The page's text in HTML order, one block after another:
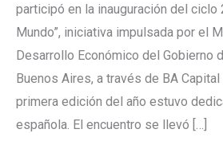
participó en la inauguración del ciclo
Mundo”, iniciativa impulsada por el
Desarrollo Económico del Gobierno
Buenos Aires, a través de BA
primera edición del año estuvo
española. El encuentro se llevó […]
una
España